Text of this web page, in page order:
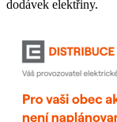
dodávek elektřiny.